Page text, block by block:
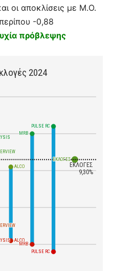
οι αποκλίσεις με Μ.Ο.
-0,88
πρόβλεψης